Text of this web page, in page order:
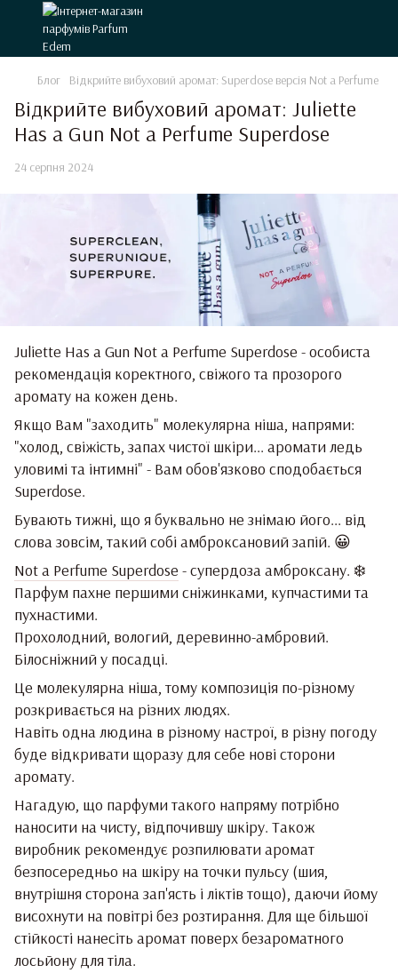
Блог Відкрийте вибуховий аромат: Superdose версія Not a Perfume
Відкрийте вибуховий аромат: Juliette
Has a Gun Not a Perfume Superdose
24 серпня 2024
Juliette Has a Gun Not a Perfume Superdose - особиста
рекомендація коректного, свіжого та прозорого
аромату на кожен день.
Якщо Вам "заходить" молекулярна ніша, напрями:
"холод, свіжість, запах чистої шкіри... аромати ледь
уловимі та інтимні" - Вам обов'язково сподобається
Superdose.
Бувають тижні, що я буквально не знімаю його... від
слова зовсім, такий собі амброксановий запій. 😀
Not a Perfume Superdose - супердоза амброксану. ❄️
Парфум пахне першими сніжинками, купчастими та
пухнастими.
Прохолодний, вологий, деревинно-амбровий.
Білосніжний у посадці.
Це молекулярна ніша, тому композиція по-різному
розкривається на різних людях.
Навіть одна людина в різному настрої, в різну погоду
буде відкривати щоразу для себе нові сторони
аромату.
Нагадую, що парфуми такого напряму потрібно
наносити на чисту, відпочившу шкіру. Також
виробник рекомендує розпилювати аромат
безпосередньо на шкіру на точки пульсу (шия,
внутрішня сторона зап'ясть і ліктів тощо), даючи йому
висохнути на повітрі без розтирання. Для ще більшої
стійкості нанесіть аромат поверх безароматного
лосьйону для тіла.